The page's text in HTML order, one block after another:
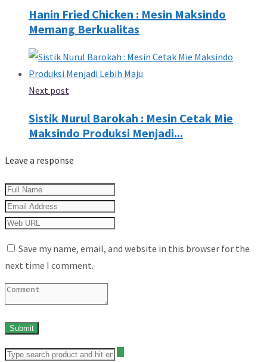
Hanin Fried Chicken : Mesin Maksindo
Memang Berkualitas
Next post
Sistik Nurul Barokah : Mesin Cetak Mie
Maksindo Produksi Menjadi...
Leave a response
Save my name, email, and website in this browser for the
next time I comment.